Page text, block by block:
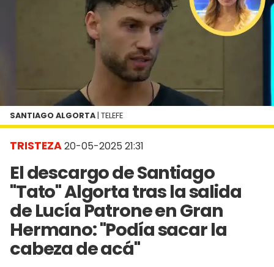
TRISTEZA20-05-2025 21:31
El descargo de Santiago
"Tato" Algorta tras la salida
de Lucía Patrone en Gran
Hermano: "Podía sacar la
cabeza de acá"
SANTIAGO ALGORTA | TELEFE